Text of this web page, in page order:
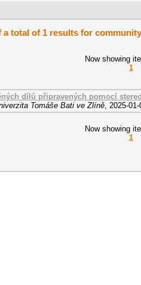
total of 1 results for
Now showing
1
dílů připravených pomocí
Tomáše Bati ve Zlíně 2025-01-
Now showing
1